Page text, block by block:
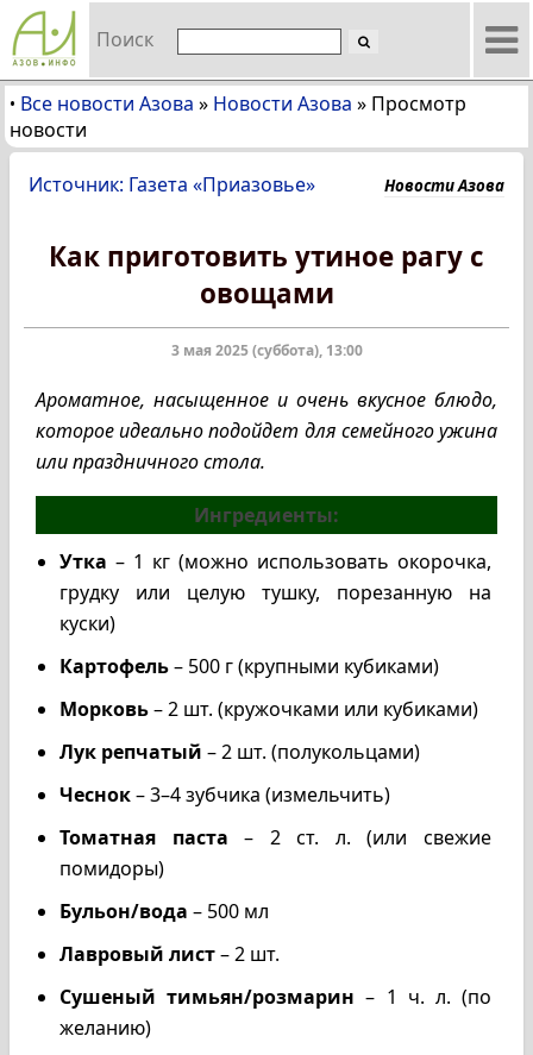
Поиск
• Все новости Азова » Новости Азова » Просмотр
новости
Источник: Газета «Приазовье» Новости Азова
Как приготовить утиное рагу с
овощами
3 мая 2025 (суббота), 13:00
Ароматное, насыщенное и очень вкусное блюдо,
которое идеально подойдет для семейного ужина
или праздничного стола.
Ингредиенты:
Утка – 1 кг (можно использовать окорочка,
грудку или целую тушку, порезанную на
куски)
Картофель– 500 г (крупными кубиками)
Морковь– 2 шт. (кружочками или кубиками)
Лук репчатый – 2 шт. (полукольцами)
Чеснок– 3–4 зубчика (измельчить)
Томатная паста – 2 ст. л. (или свежие
помидоры)
Бульон/вода – 500 мл
Лавровый лист– 2 шт.
Сушеный тимьян/розмарин – 1 ч. л. (по
желанию)